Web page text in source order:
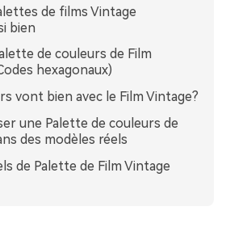
de films Vintage
bien
de couleurs de Film
hexagonaux)
vont bien avec le Film Vintage?
une Palette de couleurs de
des modèles réels
de Palette de Film Vintage